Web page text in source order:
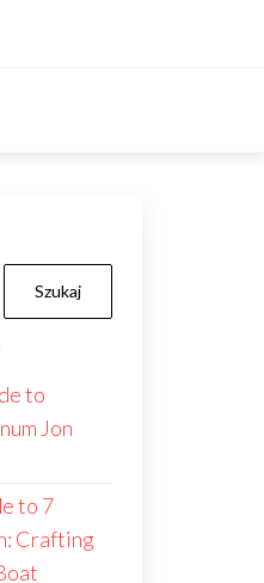
Szukaj
to
Jon
to 7
Crafting